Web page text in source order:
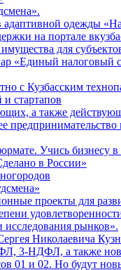
одежды
на портале
для
«Единый налоговый
с Кузбасским
стартапов
а также
Учись бизнесу в
в России»
проекты для
исследования рынков».
Николаевича
3-НДФЛ, а также
01 и 02. Но будут